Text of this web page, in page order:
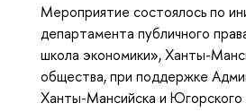
Мероприятие состоялось по
департамента публичного
школа экономики», Ханты-
общества, при поддержке
Ханты-Мансийска и Югорского